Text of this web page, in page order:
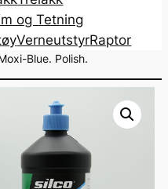
og Tetning
VerneutstyrRaptor
Blue. Polish.